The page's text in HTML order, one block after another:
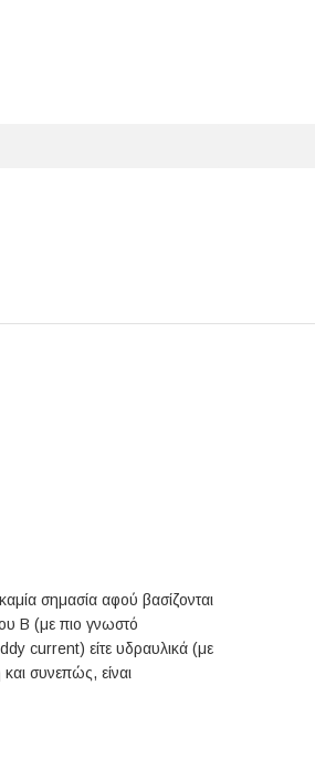
σημασία αφού βασίζονται
Β (με πιο γνωστό
current) είτε υδραυλικά (με
συνεπώς, είναι